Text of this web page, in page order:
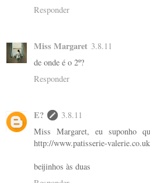
Responder
Miss Margaret 3.8.11
de onde é o 2º?
Responder
E?
3.8.11
Miss Margaret, eu suponho
http://www.patisserie-
beijinhos às duas